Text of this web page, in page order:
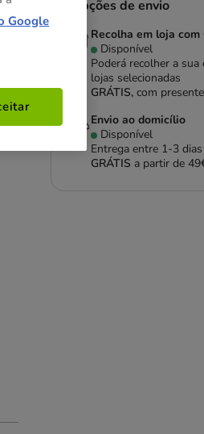
Opções de envio
Recolha em loja
Disponível
Poderá recolher a
lojas selecionadas
GRÁTIS,com
Envio ao domicílio
Disponível
Entrega entre 1-3
GRÁTIS a partir de
Google